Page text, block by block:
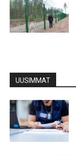
UUSIMMAT